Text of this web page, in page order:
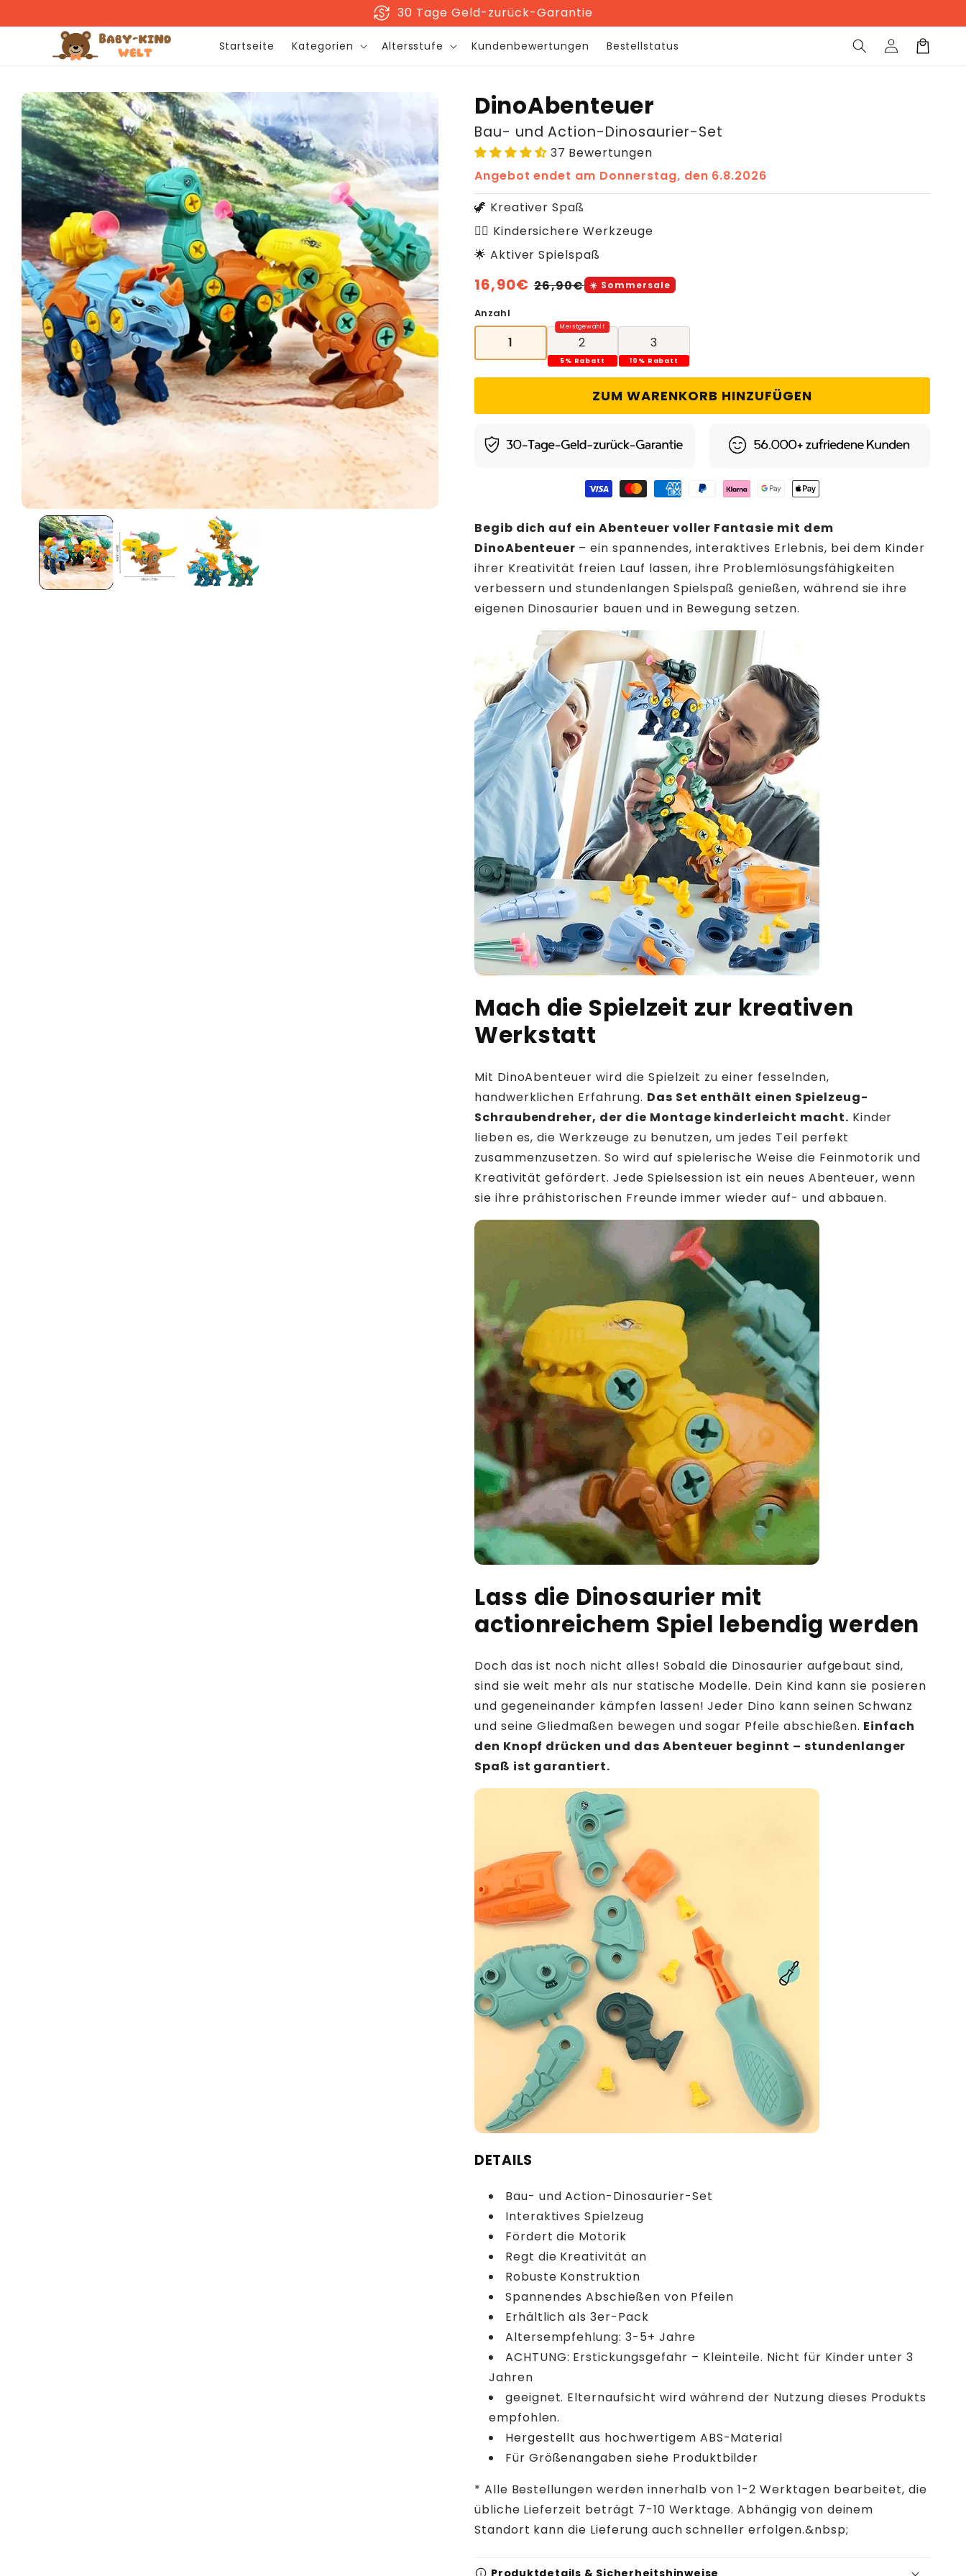
Inhalt
sentiment_satisfied +56.000 zufriedene Kunden
Startseite Kategorien Altersstufe Kundenbewertungen Bestellstatus Einloggen
Warenkorb
Produktinformationen
springen
DinoAbenteuer
Bau- und Action-Dinosaurier-Set
37 Bewertungen
Angebot endet am Donnerstag, den 6.8.2026
🦖 Kreativer Spaß
👷‍♂️ Kindersichere Werkzeuge
🌟 Aktiver Spielspaß
Normaler
Preis
16,90€ Verkaufspreis
26,90€ ☀️ Sommersale
Anzahl
1 2
5% Rabatt
3
10% Rabatt
ZUM WARENKORB HINZUFÜGEN
Begib dich auf ein Abenteuer voller Fantasie mit dem
DinoAbenteuer – ein spannendes, interaktives Erlebnis, bei dem Kinder
ihrer Kreativität freien Lauf lassen, ihre Problemlösungsfähigkeiten
verbessern und stundenlangen Spielspaß genießen, während sie ihre
eigenen Dinosaurier bauen und in Bewegung setzen.
Mach die Spielzeit zur kreativen
Werkstatt
Mit DinoAbenteuer wird die Spielzeit zu einer fesselnden,
handwerklichen Erfahrung. Das Set enthält einen Spielzeug-
Schraubendreher, der die Montage kinderleicht macht. Kinder
lieben es, die Werkzeuge zu benutzen, um jedes Teil perfekt
zusammenzusetzen. So wird auf spielerische Weise die Feinmotorik und
Kreativität gefördert. Jede Spielsession ist ein neues Abenteuer, wenn
sie ihre prähistorischen Freunde immer wieder auf- und abbauen.
Lass die Dinosaurier mit
actionreichem Spiel lebendig werden
Doch das ist noch nicht alles! Sobald die Dinosaurier aufgebaut sind,
sind sie weit mehr als nur statische Modelle. Dein Kind kann sie posieren
und gegeneinander kämpfen lassen! Jeder Dino kann seinen Schwanz
und seine Gliedmaßen bewegen und sogar Pfeile abschießen. Einfach
den Knopf drücken und das Abenteuer beginnt – stundenlanger
Spaß ist garantiert.
DETAILS
Bau- und Action-Dinosaurier-Set
Interaktives Spielzeug
Fördert die Motorik
Regt die Kreativität an
Robuste Konstruktion
Spannendes Abschießen von Pfeilen
Erhältlich als 3er-Pack
Altersempfehlung: 3-5+ Jahre
ACHTUNG: Erstickungsgefahr – Kleinteile. Nicht für Kinder unter 3
Jahren
geeignet. Elternaufsicht wird während der Nutzung dieses Produkts
empfohlen.
Hergestellt aus hochwertigem ABS-Material
Für Größenangaben siehe Produktbilder
* Alle Bestellungen werden innerhalb von 1-2 Werktagen bearbeitet, die
übliche Lieferzeit beträgt 7-10 Werktage. Abhängig von deinem
Standort kann die Lieferung auch schneller erfolgen.&nbsp;
Produktdetails & Sicherheitshinweise